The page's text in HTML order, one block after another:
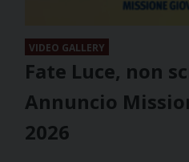
VIDEO GALLERY
Fate Luce, non
Annuncio
2026